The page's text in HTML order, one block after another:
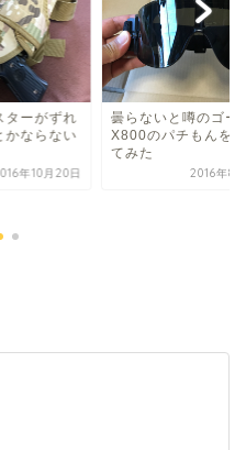
ターがずれ
かならない
年10月20日
曇らないと噂のゴー
X800のパチもんを
てみた
2016年8